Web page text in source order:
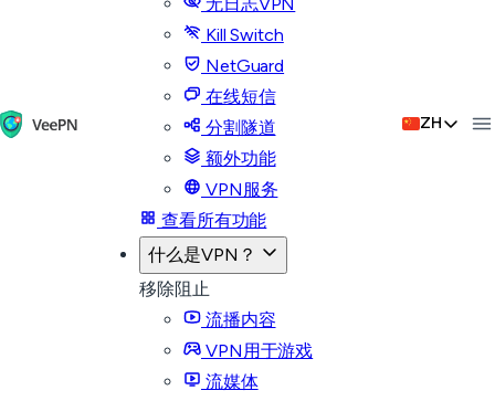
Kill Switch
NetGuard
在线短信
分割隧道
额外功能
VPN服务
查看所有功能
什么是VPN？
移除阻止
流播内容
VPN用于游戏
流媒体
ZH